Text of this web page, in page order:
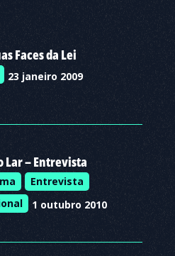
Faces da Lei
23 janeiro 2009
Lar – Entrevista
Entrevista
1 outubro 2010